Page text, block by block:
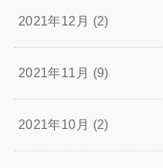
2021年12月 (2)
2021年11月 (9)
2021年10月 (2)